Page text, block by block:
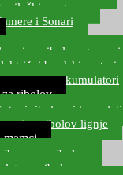
program
i Sonari
za ribolov,
brodski motori
ION akumulatori
ribolov
ribolovni kompleti
za ribolov lignje
mamci
za ribolov
za ribolov